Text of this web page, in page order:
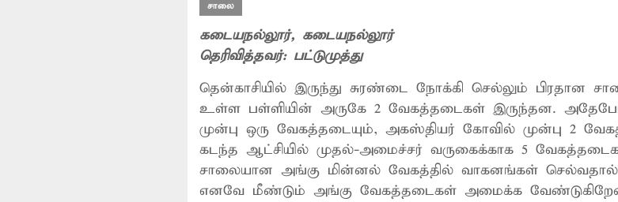
சாலை
கடையநல்லூர், கடையநல்லூர்
தெரிவித்தவர்: பட்டுமுத்து
தென்காசியில் இருந்து சுரண்டை நோக்கி செல்லும் பிரதான
உள்ள பள்ளியின் அருகே 2 வேகத்தடைகள் இருந்தன.
முன்பு ஒரு வேகத்தடையும், அகஸ்தியர் கோவில் முன்பு 2
கடந்த ஆட்சியில் முதல்-அமைச்சர் வருகைக்காக 5
சாலையான அங்கு மின்னல் வேகத்தில் வாகனங்கள் செல்வதால்
எனவே மீண்டும் அங்கு வேகத்தடைகள் அமைக்க